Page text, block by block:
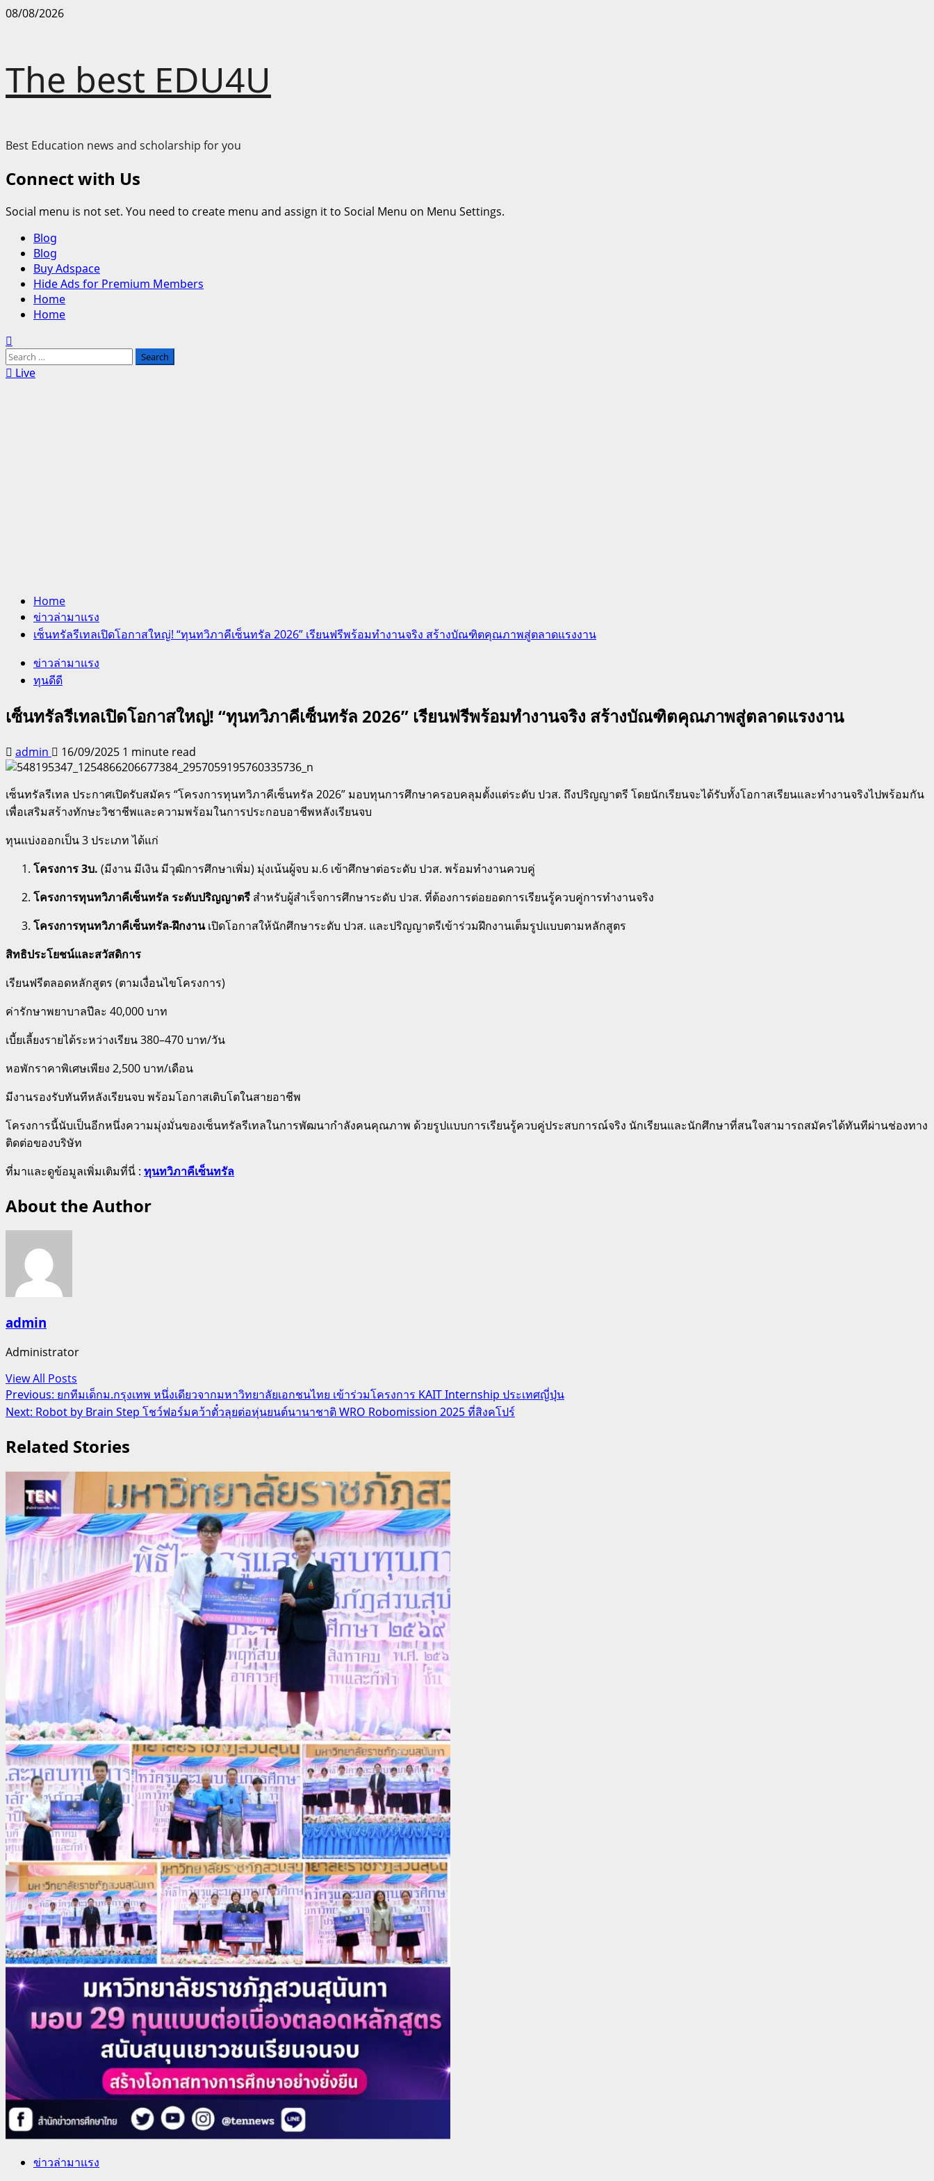
Skip
08/08/2026
The best EDU4U
Best Education news and scholarship for you
Connect with Us
Social menu is not set. You need to create menu and assign it to Social Menu on Menu Settings.
Primary
Menu
Blog
Blog
Buy Adspace
Hide Ads for Premium Members
Home
Home
Search
for:Live
Home
ข่าวล่ามาแรง
เซ็นทรัลรีเทลเปิดโอกาสใหญ่! “ทุนทวิภาคีเซ็นทรัล 2026” เรียนฟรีพร้อมทำงานจริง สร้างบัณฑิตคุณภาพสู่ตลาดแรงงาน
ข่าวล่ามาแรง
ทุนดีดี
เซ็นทรัลรีเทลเปิดโอกาสใหญ่! “ทุนทวิภาคีเซ็นทรัล 2026” เรียนฟรีพร้อมทำงานจริง สร้างบัณฑิตคุณภาพสู่ตลาดแรงงาน
admin 16/09/2025 1 minute read
เซ็นทรัลรีเทล ประกาศเปิดรับสมัคร “โครงการทุนทวิภาคีเซ็นทรัล 2026” มอบทุนการศึกษาครอบคลุมตั้งแต่ระดับ ปวส. ถึงปริญญาตรี โดยนักเรียนจะได้รับทั้งโอกาสเรียนและทำงานจริงไปพร้อมกัน
เพื่อเสริมสร้างทักษะวิชาชีพและความพร้อมในการประกอบอาชีพหลังเรียนจบ
ทุนแบ่งออกเป็น 3 ประเภท ได้แก่
โครงการ 3บ. (มีงาน มีเงิน มีวุฒิการศึกษาเพิ่ม) มุ่งเน้นผู้จบ ม.6 เข้าศึกษาต่อระดับ ปวส. พร้อมทำงานควบคู่
โครงการทุนทวิภาคีเซ็นทรัล ระดับปริญญาตรี สำหรับผู้สำเร็จการศึกษาระดับ ปวส. ที่ต้องการต่อยอดการเรียนรู้ควบคู่การทำงานจริง
โครงการทุนทวิภาคีเซ็นทรัล-ฝึกงานเปิดโอกาสให้นักศึกษาระดับ ปวส. และปริญญาตรีเข้าร่วมฝึกงานเต็มรูปแบบตามหลักสูตร
สิทธิประโยชน์และสวัสดิการ
เรียนฟรีตลอดหลักสูตร (ตามเงื่อนไขโครงการ)
ค่ารักษาพยาบาลปีละ 40,000 บาท
เบี้ยเลี้ยงรายได้ระหว่างเรียน 380–470 บาท/วัน
หอพักราคาพิเศษเพียง 2,500 บาท/เดือน
มีงานรองรับทันทีหลังเรียนจบ พร้อมโอกาสเติบโตในสายอาชีพ
โครงการนี้นับเป็นอีกหนึ่งความมุ่งมั่นของเซ็นทรัลรีเทลในการพัฒนากำลังคนคุณภาพ ด้วยรูปแบบการเรียนรู้ควบคู่ประสบการณ์จริง นักเรียนและนักศึกษาที่สนใจสามารถสมัครได้ทันทีผ่านช่องทาง
ติดต่อของบริษัท
ที่มาและดูข้อมูลเพิ่มเติมที่นี่ : ทุนทวิภาคีเซ็นทรัล
About the Author
admin
Administrator
View All Posts
Post
navigation
Previous: ยกทีมเด็กม.กรุงเทพ หนึ่งเดียวจากมหาวิทยาลัยเอกชนไทย เข้าร่วมโครงการ KAIT Internship ประเทศญี่ปุ่น
Next: Robot by Brain Step โชว์ฟอร์มคว้าตั๋วลุยต่อหุ่นยนต์นานาชาติ WRO Robomission 2025 ที่สิงคโปร์
Related Stories
ข่าวล่ามาแรง